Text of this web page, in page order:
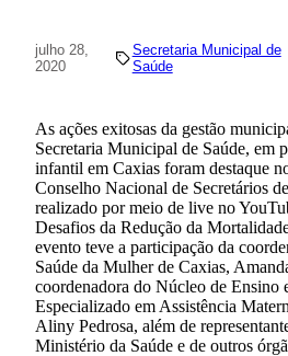
julho 28,
2020
Secretaria Municipal de
Saúde
As ações exitosas da gestão
Secretaria Municipal de Saúde, em
infantil em Caxias foram destaque
Conselho Nacional de Secretários
realizado por meio de live no
Desafios da Redução da
evento teve a participação da
Saúde da Mulher de Caxias,
coordenadora do Núcleo de Ensino
Especializado em Assistência
Aliny Pedrosa, além de
Ministério da Saúde e de outros